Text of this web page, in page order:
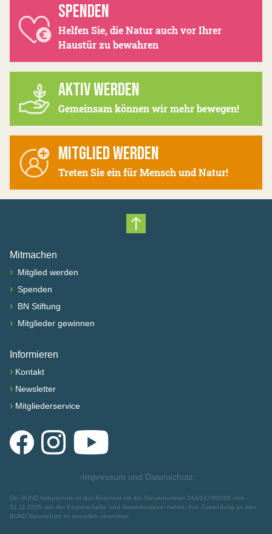
SPENDEN
Helfen Sie, die Natur auch vor Ihrer
Haustür zu bewahren
AKTIV WERDEN
Gemeinsam können wir mehr bewegen!
MITGLIED WERDEN
Treten Sie ein für Mensch und Natur!
Nach oben scrollen
Mitmachen
› Mitglied werden
› Spenden
› BN Stiftung
› Mitglieder gewinnen
Informieren
› Kontakt
› Newsletter
› Mitgliederservice
FacebookInstagramYouTube
›Impressum und Datenschutz
Der BUND Naturschutz ist laut Bescheid mit der Steuernummer 244/147/80055 vom
21.11.2025 von der Körperschafts- und Gewerbesteuer befreit. Ihre Zuwendung an den
BUND Naturschutz ist steuerlich absetzbar.